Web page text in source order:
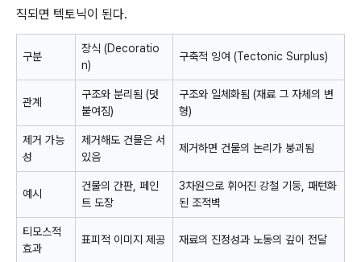
직되면 텍토닉이 된다.
구분
장식 (Decoratio
n)
구축적 잉여 (Tectonic Surplus)
관계
구조와 분리됨 (덧
붙여짐)
구조와 일체화됨 (재료 그 자체의 변
형)
제거 가능
성
제거해도 건물은 서
있음
제거하면 건물의 논리가 붕괴됨
예시
건물의 간판, 페인
트 도장
3차원으로 휘어진 강철 기둥, 패턴화
된 조적벽
티모스적
효과
표피적 이미지 제공 재료의 진정성과 노동의 깊이 전달